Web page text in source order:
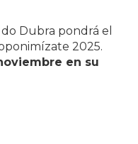
Dubra pondrá el
2025.
en su